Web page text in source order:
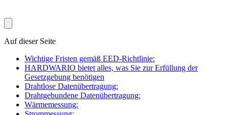
Auf dieser Seite
Wichtige Fristen gemäß EED-Richtlinie:
HARDWARIO bietet alles, was Sie zur Erfüllung der
Gesetzgebung benötigen
Drahtlose Datenübertragung:
Drahtgebundene Datenübertragung:
Wärmemessung: